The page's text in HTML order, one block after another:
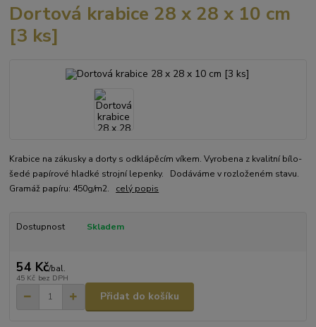
Dortová krabice 28 x 28 x 10 cm
[3 ks]
Krabice na zákusky a dorty s odklápěcím víkem. Vyrobena z kvalitní bílo-
šedé papírové hladké strojní lepenky. Dodáváme v rozloženém stavu.
Gramáž papíru: 450g/m2. celý popis
Dostupnost Skladem
54 Kč/bal.
45 Kč bez DPH
Přidat do košíku